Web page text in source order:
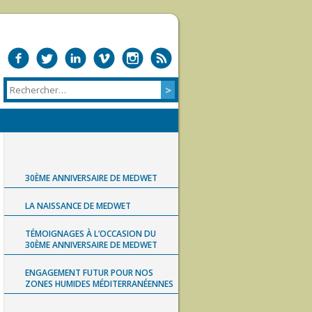
30ÈME ANNIVERSAIRE DE MEDWET
LA NAISSANCE DE MEDWET
TÉMOIGNAGES À L’OCCASION DU
30ÈME ANNIVERSAIRE DE MEDWET
ENGAGEMENT FUTUR POUR NOS
ZONES HUMIDES MÉDITERRANÉENNES